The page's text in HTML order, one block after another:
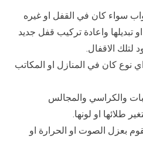
سواء كان في القفل او غيره
تبديلها واعادة تركيب قفل جديد
لتلك الاقفال.
نوع كان في المنازل او المكاتب
والكراسي والمجالس
طلائها او لونها.
بعزل الصوت او الحرارة او